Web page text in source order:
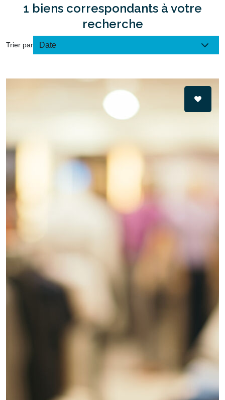
1 biens correspondants à votre
recherche
Trier par